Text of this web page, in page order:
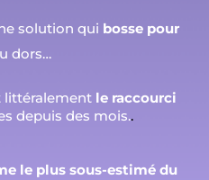
solution qui bosse pour
dors…
littéralement le raccourci
depuis des mois..
le plus sous-estimé du